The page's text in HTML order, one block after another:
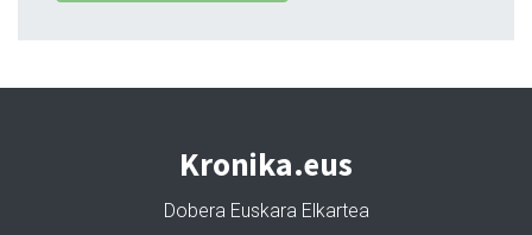
Kronika.eus
Dobera Euskara Elkartea